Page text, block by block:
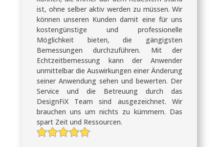
ist, ohne selber aktiv werden zu müssen. Wir
können unseren Kunden damit eine für uns
kostengünstige und professionelle
Möglichkeit bieten, die gängigsten
Bemessungen durchzuführen. Mit der
Echtzeitbemessung kann der Anwender
unmittelbar die Auswirkungen einer Änderung
seiner Anwendung sehen und bewerten. Der
Service und die Betreuung durch das
DesignFiX Team sind ausgezeichnet. Wir
brauchen uns um nichts zu kümmern. Das
spart Zeit und Ressourcen.